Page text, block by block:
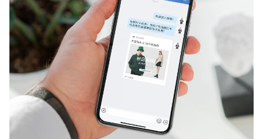
新零售大会 新零售茶会
新零售私享会 门店经营增长公开课
AllValue 战略合作
增长产品指南
产品场景库